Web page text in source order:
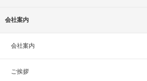
会社案内
会社案内
ご挨拶